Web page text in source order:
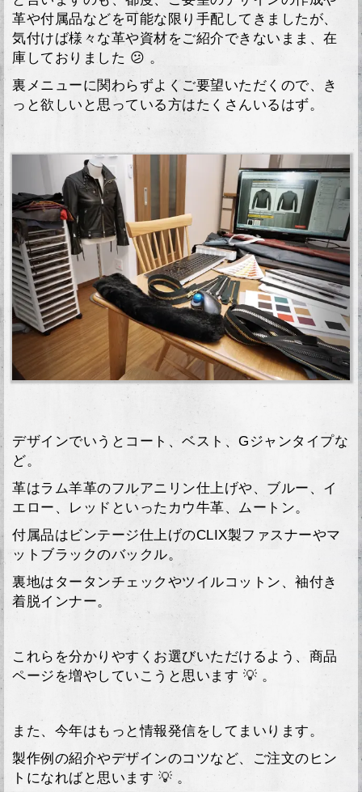
革や付属品などを可能な限り手配してきましたが、
気付けば様々な革や資材をご紹介できないまま、在
庫しておりました 😕 。
裏メニューに関わらずよくご要望いただくので、き
っと欲しいと思っている方はたくさんいるはず。
デザインでいうとコート、ベスト、Gジャンタイプな
ど。
革はラム羊革のフルアニリン仕上げや、ブルー、イ
エロー、レッドといったカウ牛革、ムートン。
付属品はビンテージ仕上げのCLIX製ファスナーやマ
ットブラックのバックル。
裏地はタータンチェックやツイルコットン、袖付き
着脱インナー。
これらを分かりやすくお選びいただけるよう、商品
ページを増やしていこうと思います 💡 。
また、今年はもっと情報発信をしてまいります。
製作例の紹介やデザインのコツなど、ご注文のヒン
トになればと思います 💡 。